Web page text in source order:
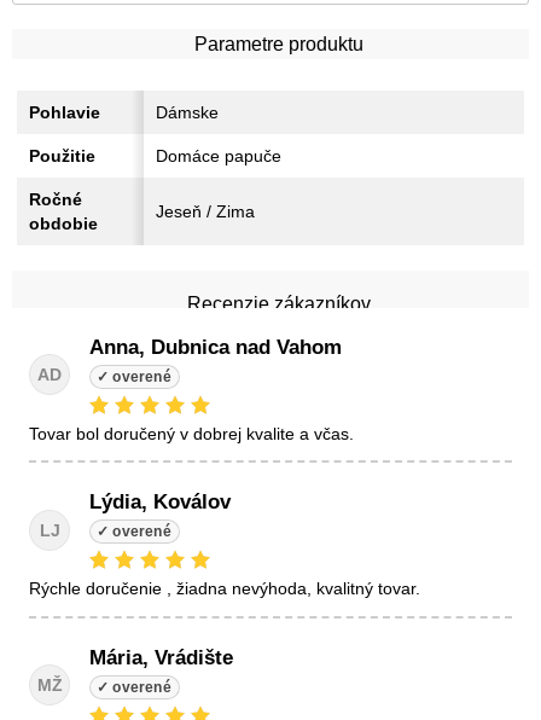
Recenzie zákazníkov
AD
Anna, Dubnica nad Vahom
tovar bol doručený v dobrej kvalite a včas.
LJ
Lýdia, Koválov
Rýchle doručenie , žiadna nevýhoda, kvalitný tovar.
MŽ
Mária, Vrádište
Parametre produktu
Pohlavie Dámske
Použitie Domáce papuče
Ročné
obdobie
Jeseň / Zima